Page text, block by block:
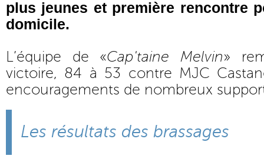
plus jeunes et première rencontre
domicile.
L’équipe de «Cap'taine Melvin»
victoire, 84 à 53 contre MJC
encouragements de nombreux
Les résultats des brassages